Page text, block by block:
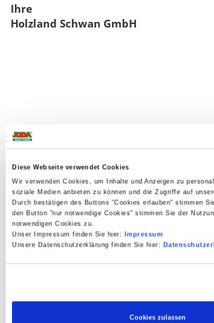
Diese Webseite verwendet Cookies
Wir verwenden Cookies, um Inhalte und Anzeigen zu
soziale Medien anbieten zu können und die Zugriffe auf
Durch bestätigen des Buttons "Cookies erlauben" stimmen
den Button "nur notwendige Cookies" stimmen Sie der
notwendigen Cookies zu.
Unser Impressum finden Sie hier: Impressum
Unsere Datenschutzerklärung finden Sie hier:
Cookies zulassen
Ihre
Holzland Schwan GmbH